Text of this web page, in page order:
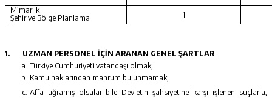
Mimarlık
Şehir ve Bölge Planlama
1
1.
UZMAN PERSONEL İÇİN ARANAN GENEL ŞARTLAR
Türkiye Cumhuriyeti vatandaşı olmak,
Kamu haklarından mahrum bulunmamak,
Affa uğramış olsalar bile Devletin şahsiyetine karşı işlenen suçlarla,